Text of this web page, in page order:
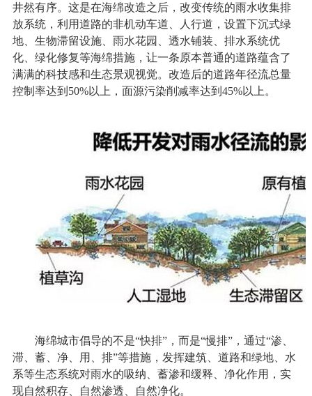
井然有序。这是在海绵改造之后，改变传统的雨水收集排
放系统，利用道路的非机动车道、人行道，设置下沉式绿
地、生物滞留设施、雨水花园、透水铺装、排水系统优
化、绿化修复等海绵措施，让一条原本普通的道路蕴含了
满满的科技感和生态景观视觉。改造后的道路年径流总量
控制率达到50%以上，面源污染削减率达到45%以上。
海绵城市倡导的不是“快排”，而是“慢排”，通过“渗、
滞、蓄、净、用、排”等措施，发挥建筑、道路和绿地、水
系等生态系统对雨水的吸纳、蓄渗和缓释、净化作用，实
现自然积存、自然渗透、自然净化。